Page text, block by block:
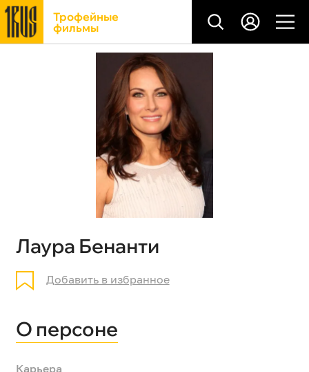
Трофейные
фильмы
Лаура Бенанти
Добавить в избранное
О персоне
Карьера